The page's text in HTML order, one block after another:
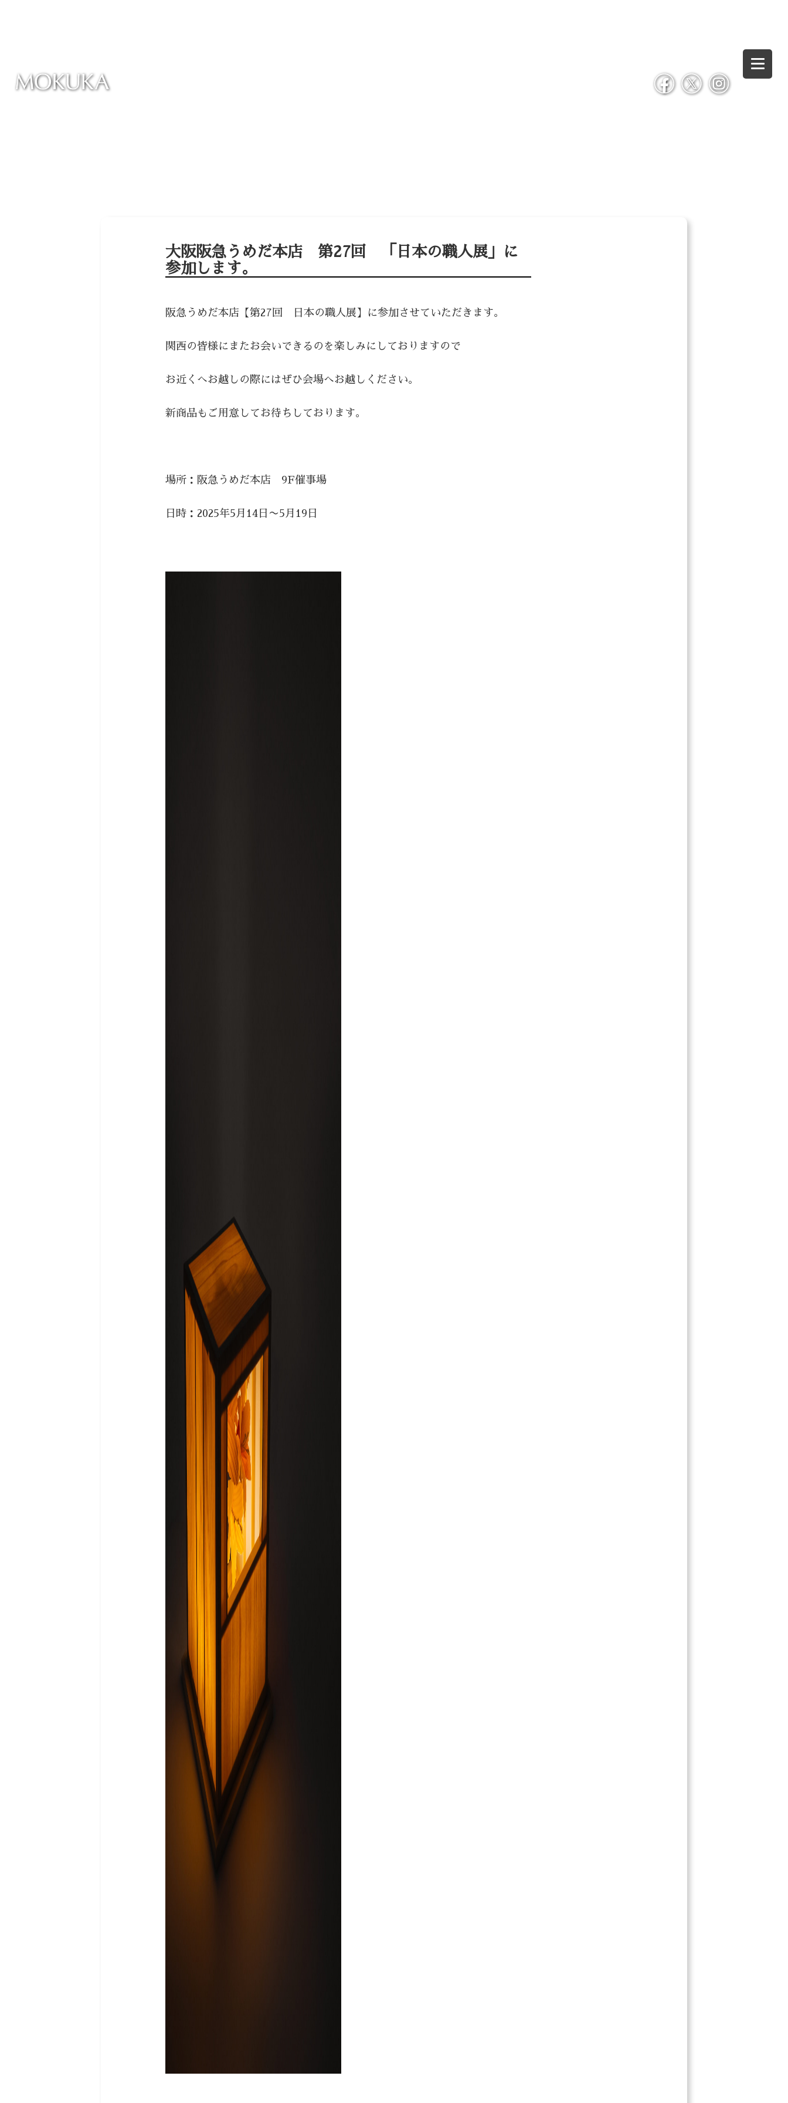
大阪阪急うめだ本店 第27回 「日本の職人展」に
参加します。
阪急うめだ本店【第27回 日本の職人展】に参加させていただきます。
関西の皆様にまたお会いできるのを楽しみにしておりますので
お近くへお越しの際にはぜひ会場へお越しください。
新商品もご用意してお待ちしております。
場所：阪急うめだ本店 9F催事場
日時：2025年5月14日〜5月19日